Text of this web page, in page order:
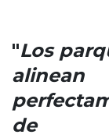
"Los
alinean
de